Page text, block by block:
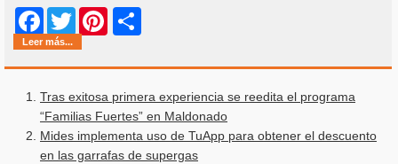
Facebook
Twitter Pinterest
Leer más...
Tras exitosa primera experiencia se reedita el programa
“Familias Fuertes” en Maldonado
Mides implementa uso de TuApp para obtener el descuento
en las garrafas de supergas